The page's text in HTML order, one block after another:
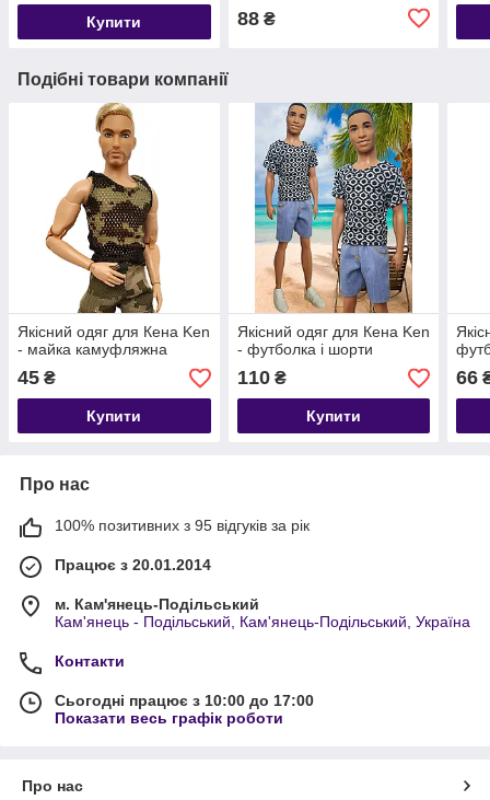
Купити 88₴
Подібні товари компанії
Якісний одяг для Кена Ken
- майка камуфляжна
45 ₴
Купити
Якісний одяг для Кена Ken
- футболка і шорти
110₴
Купити
66
Про нас
100% позитивних з 95 відгуків за рік
Працює з 20.01.2014
м. Кам'янець-Подільський
Кам'янець - Подільський, Кам'янець-Подільський, Україна
Контакти
Сьогодні працює з 10:00 до 17:00
Показати весь графік роботи
Про нас